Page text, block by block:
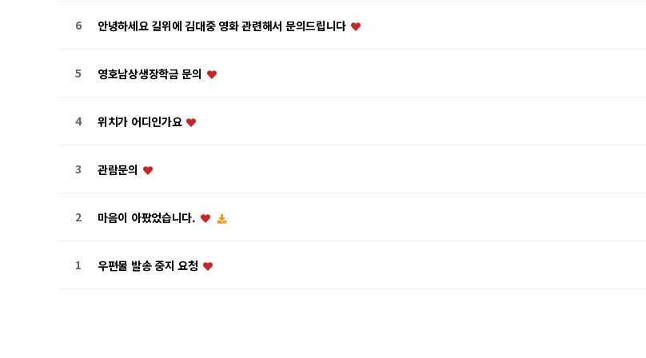
6 안녕하세요 길위에 김대중 영화 관련해서 문의드립니다
5 영호남상생장학금 문의
4 위치가 어디인가요
3 관람문의
2 마음이 아팠었습니다.
1 우편물 발송 중지 요청